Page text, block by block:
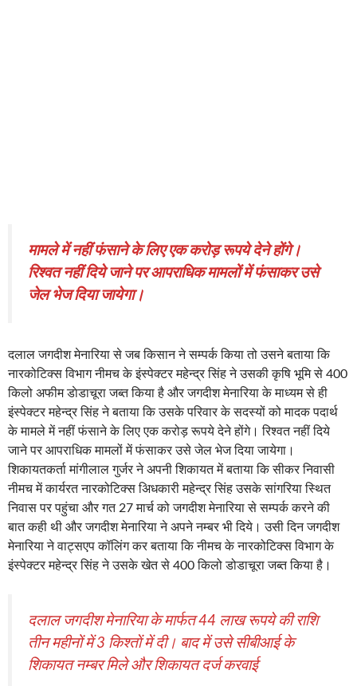
मामले में नहीं फंसाने के लिए एक करोड़ रूपये देने होंगे।
रिश्वत नहीं दिये जाने पर आपराधिक मामलों में फंसाकर उसे
जेल भेज दिया जायेगा।
दलाल जगदीश मेनारिया से जब किसान ने सम्पर्क किया तो उसने बताया कि
नारकोटिक्स विभाग नीमच के इंस्पेक्टर महेन्द्र सिंह ने उसकी कृषि भूमि से 400
किलो अफीम डाेडाचूरा जब्त किया है और जगदीश मेनारिया के माध्यम से ही
इंस्पेक्टर महेन्द्र सिंह ने बताया कि उसके परिवार के सदस्यों को मादक पदार्थ
के मामले में नहीं फंसाने के लिए एक करोड़ रूपये देने होंगे। रिश्वत नहीं दिये
जाने पर आपराधिक मामलों में फंसाकर उसे जेल भेज दिया जायेगा।
शिकायतकर्ता मांगीलाल गुर्जर ने अपनी शिकायत में बताया कि सीकर निवासी
नीमच में कार्यरत नारकोटिक्स अिधकारी महेन्द्र सिंह उसके सांगरिया स्थित
निवास पर पहुंचा और गत 27 मार्च को जगदीश मेनारिया से सम्पर्क करने की
बात कही थी और जगदीश मेनारिया ने अपने नम्बर भी दिये। उसी दिन जगदीश
मेनारिया ने वाट्सएप कॉलिंग कर बताया कि नीमच के नारकोटिक्स विभाग के
इंस्पेक्टर महेन्द्र सिंह ने उसके खेत से 400 किलो डोडाचूरा जब्त किया है।
दलाल जगदीश मेनारिया के मार्फत 44 लाख रूपये की राशि
तीन महीनों में 3 किश्ताें में दी। बाद में उसे सीबीआई के
शिकायत नम्बर मिले और शिकायत दर्ज करवाई